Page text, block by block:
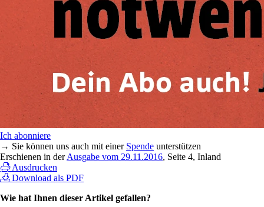
Ich abonniere
→ Sie können uns auch mit einer Spende unterstützen
Erschienen in derAusgabe vom 29.11.2016, Seite 4, Inland
Ausdrucken
Download als PDF
Wie hat Ihnen dieser Artikel gefallen?